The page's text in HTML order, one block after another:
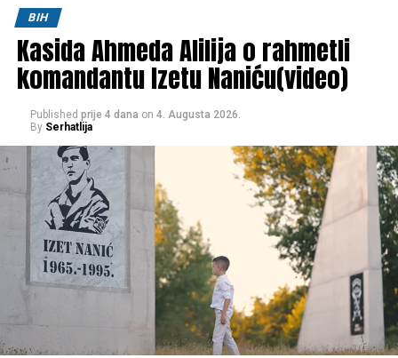
BIH
Kasida Ahmeda Alilija o rahmetli
komandantu Izetu Naniću(video)
Published prije 4 dana on 4. Augusta 2026.
By Serhatlija